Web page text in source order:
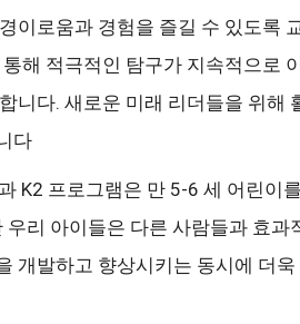
이로움과 경험을 즐길 수 있도록
해 적극적인 탐구가 지속적으로
니다. 새로운 미래 리더들을 위해
다
K2 프로그램은 만 5-6 세 어린이
우리 아이들은 다른 사람들과 효과
개발하고 향상시키는 동시에 더욱
으로 성장합니다. 이 기간 동안 학